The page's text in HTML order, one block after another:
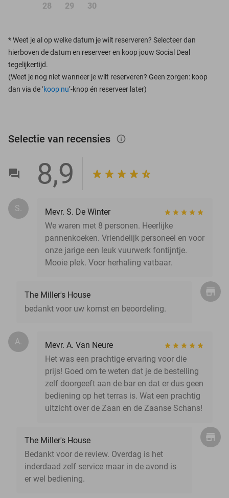
28 29 30
*Weet je al op welke datum je wilt reserveren? Selecteer dan
hierboven de datum en reserveer en koop jouw Social Deal
tegelijkertijd.
(Weet je nog niet wanneer je wilt reserveren? Geen zorgen: koop
dan via de ‘koop nu’-knop én reserveer later)
Selectie van recensies info_outlined
8,9
S.
Mevr. S. De Winter
We waren met 8 personen. Heerlijke
pannenkoeken. Vriendelijk personeel en voor
onze jarige een leuk vuurwerk fontijntje.
Mooie plek. Voor herhaling vatbaar.
The Miller's House
bedankt voor uw komst en beoordeling.
A.
Mevr. A. Van Neure
Het was een prachtige ervaring voor die
prijs! Goed om te weten dat je de bestelling
zelf doorgeeft aan de bar en dat er dus geen
bediening op het terras is. Wat een prachtig
uitzicht over de Zaan en de Zaanse Schans!
The Miller's House
Bedankt voor de review. Overdag is het
inderdaad zelf service maar in de avond is
er wel bediening.